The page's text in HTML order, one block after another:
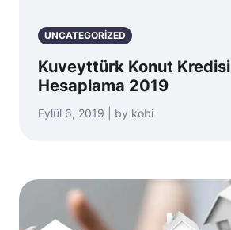
UNCATEGORIZED
Kuveyttürk Konut Kredisi
Hesaplama 2019
Eylül 6, 2019 | by kobi